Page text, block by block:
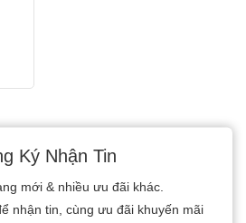
Ký Nhận Tin
mới & nhiều ưu đãi khác.
nhận tin, cùng ưu đãi khuyến mãi